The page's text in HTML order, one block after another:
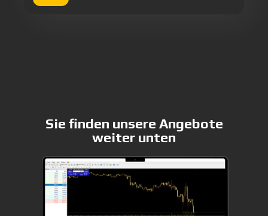
Sie finden unsere Angebote
weiter unten